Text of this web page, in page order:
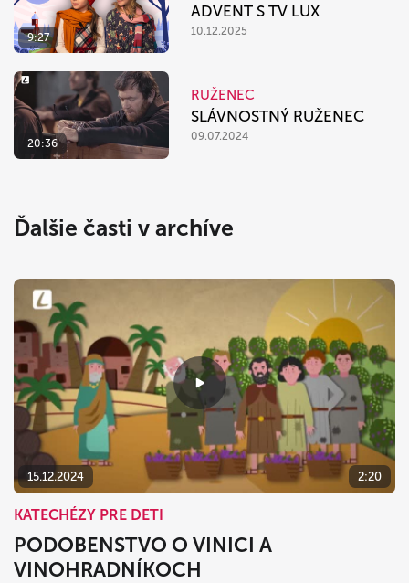
9:27
ADVENT S TV LUX
10.12.2025
20:36
RUŽENEC
SLÁVNOSTNÝ RUŽENEC
09.07.2024
Ďalšie časti v archíve
15.12.2024 2:20
KATECHÉZY PRE DETI
PODOBENSTVO O VINICI A
VINOHRADNÍKOCH